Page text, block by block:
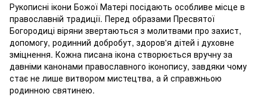
Рукописні ікони Божої Матері посідають особливе місце в
православній традиції. Перед образами Пресвятої
Богородиці віряни звертаються з молитвами про захист,
допомогу, родинний добробут, здоров'я дітей і духовне
зміцнення. Кожна писана ікона створюється вручну за
давніми канонами православного іконопису, завдяки чому
стає не лише витвором мистецтва, а й справжньою
родинною святинею.